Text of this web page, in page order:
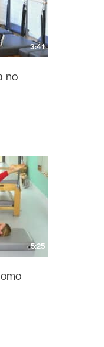
3:41
no
5:25